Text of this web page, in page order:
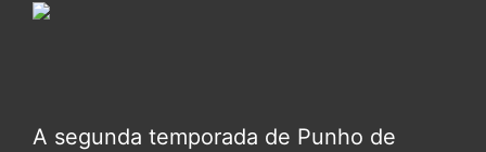
A segunda temporada de Punho de